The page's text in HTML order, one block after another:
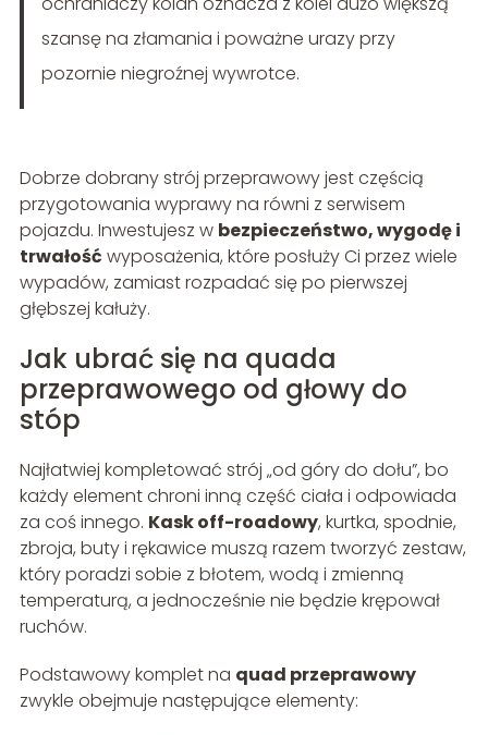
szansę na złamania i poważne urazy przy
pozornie niegroźnej wywrotce.
Dobrze dobrany strój przeprawowy jest częścią
przygotowania wyprawy na równi z serwisem
pojazdu. Inwestujesz w bezpieczeństwo, wygodę i
trwałość wyposażenia, które posłuży Ci przez wiele
wypadów, zamiast rozpadać się po pierwszej
głębszej kałuży.
Jak ubrać się na quada
przeprawowego od głowy do
stóp
Najłatwiej kompletować strój „od góry do dołu”, bo
każdy element chroni inną część ciała i odpowiada
za coś innego. Kask off-roadowy, kurtka, spodnie,
zbroja, buty i rękawice muszą razem tworzyć zestaw,
który poradzi sobie z błotem, wodą i zmienną
temperaturą, a jednocześnie nie będzie krępował
ruchów.
Podstawowy komplet na quad przeprawowy
zwykle obejmuje następujące elementy: